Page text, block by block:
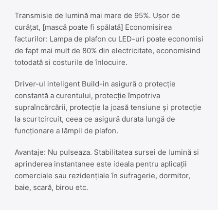
Transmisie de lumină mai mare de 95%. Ușor de
curățat, [mască poate fi spălată] Economisirea
facturilor: Lampa de plafon cu LED-uri poate economisi
de fapt mai mult de 80% din electricitate, economisind
totodată si costurile de înlocuire.
Driver-ul inteligent Build-in asigură o protecție
constantă a curentului, protecție împotriva
supraîncărcării, protecție la joasă tensiune și protecție
la scurtcircuit, ceea ce asigură durata lungă de
funcționare a lămpii de plafon.
Avantaje: Nu pulseaza. Stabilitatea sursei de lumină si
aprinderea instantanee este ideala pentru aplicații
comerciale sau rezidențiale în sufragerie, dormitor,
baie, scară, birou etc.